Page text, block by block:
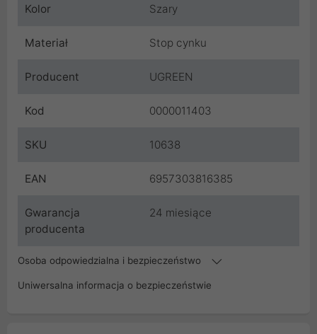
Kolor Szary
Materiał Stop cynku
Producent UGREEN
Kod 0000011403
SKU 10638
EAN 6957303816385
Gwarancja
producenta
24 miesiące
Osoba odpowiedzialna i bezpieczeństwo
Uniwersalna informacja o bezpieczeństwie